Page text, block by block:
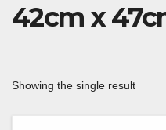
42cm x
Showing the single result